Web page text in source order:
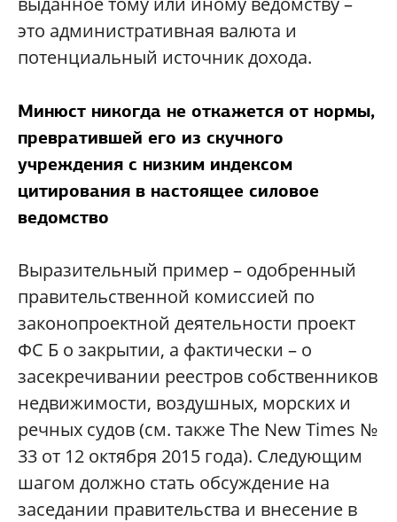
это административная валюта и
потенциальный источник дохода.
Минюст никогда не откажется от нормы,
превратившей его из скучного
учреждения с низким индексом
цитирования в настоящее силовое
ведомство
Выразительный пример – одобренный
правительственной комиссией по
законопроектной деятельности проект
ФС Б о закрытии, а фактически – о
засекречивании реестров собственников
недвижимости, воздушных, морских и
речных судов (см. также The New Times №
33 от 12 октября 2015 года). Следующим
шагом должно стать обсуждение на
заседании правительства и внесение в